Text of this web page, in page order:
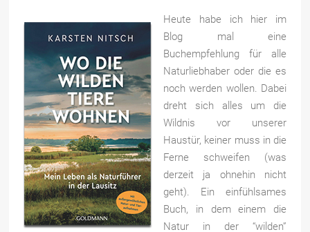
Heute habe ich hier im
Blog mal eine
Buchempfehlung für alle
Naturliebhaber oder die es
noch werden wollen. Dabei
dreht sich alles um die
Wildnis vor unserer
Haustür, keiner muss in die
Ferne schweifen (was
derzeit ja ohnehin nicht
geht). Ein einfühlsames
Buch, in dem einem die
Natur in der “wilden”